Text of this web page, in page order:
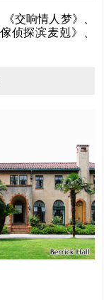
交响情人梦》、
侦探滨麦剋》、